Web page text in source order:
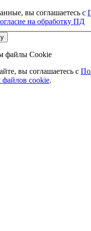
вы соглашаетесь с
на обработку ПД
файлы Cookie
вы соглашаетесь c
файлов cookie.